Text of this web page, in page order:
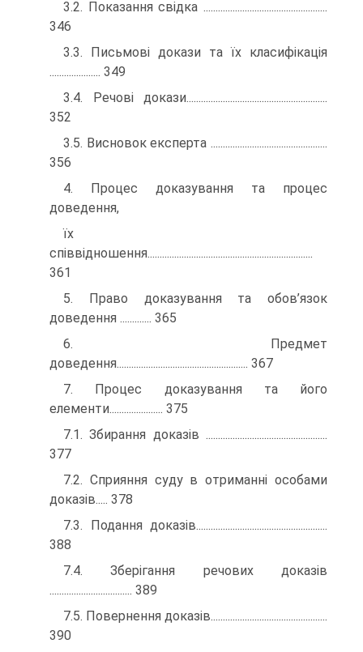
3.2. Показання свідка ...................................................
346
3.3. Письмові докази та їх класифікація
..................... 349
3.4. Речові докази..........................................................
352
3.5. Висновок експерта ................................................
356
4. Процес доказування та процес
доведення,
їх
співвідношення....................................................................
361
5. Право доказування та обов’язок
доведення ............. 365
6. Предмет
доведення...................................................... 367
7. Процес доказування та його
елементи...................... 375
7.1. Збирання доказів ..................................................
377
7.2. Сприяння суду в отриманні особами
доказів..... 378
7.3. Подання доказів......................................................
388
7.4. Зберігання речових доказів
.................................. 389
7.5. Повернення доказів................................................
390